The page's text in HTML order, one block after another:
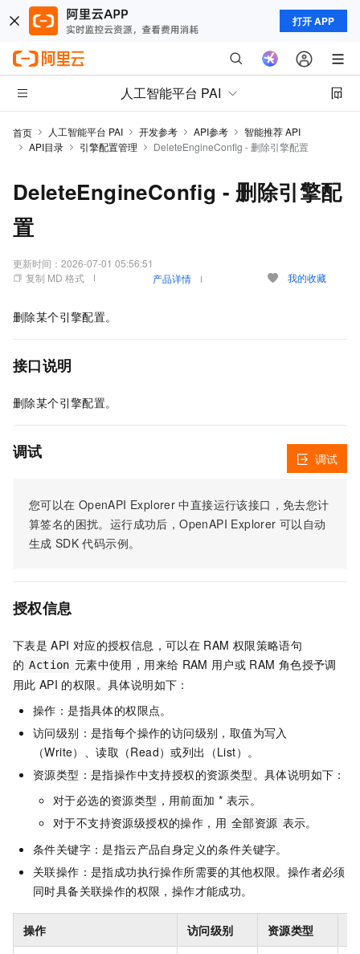
打开 APP
人工智能平台 PAI
首页 人工智能平台 PAI 开发参考 API参考
智能推荐 API
API目录
引擎配置管理 DeleteEngineConfig - 删除引擎配置
DeleteEngineConfig - 删除引擎配
置
更新时间： 2026-07-01 05:56:51
复制 MD 格式
产品详情 我的收藏
删除某个引擎配置。
接口说明
删除某个引擎配置。
调试
您可以在 OpenAPI Explorer 中直接运行该接口，免去您计
算签名的困扰。运行成功后，OpenAPI Explorer 可以自动
生成 SDK 代码示例。
调试
授权信息
下表是 API 对应的授权信息，可以在 RAM 权限策略语句
的 Action 元素中使用，用来给 RAM 用户或 RAM 角色授予调
用此 API 的权限。具体说明如下：
操作：是指具体的权限点。
访问级别：是指每个操作的访问级别，取值为写入
（Write）、读取（Read）或列出（List）。
资源类型：是指操作中支持授权的资源类型。具体说明如下：
对于必选的资源类型，用前面加 * 表示。
对于不支持资源级授权的操作，用 全部资源 表示。
条件关键字：是指云产品自身定义的条件关键字。
关联操作：是指成功执行操作所需要的其他权限。操作者必须
同时具备关联操作的权限，操作才能成功。
操作 访问级别 资源类型